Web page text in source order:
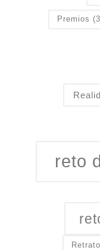
Premios
reto
Retrato